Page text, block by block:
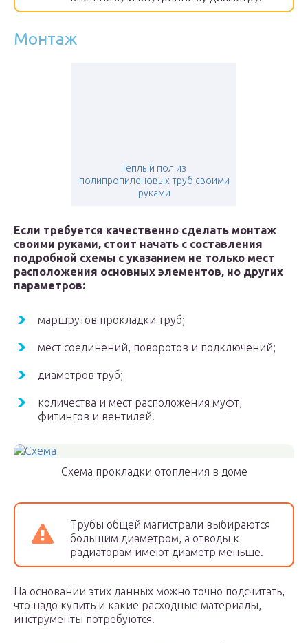
Монтаж
Теплый пол из
полипропиленовых труб своими
руками
Если требуется качественно сделать монтаж
своими руками, стоит начать с составления
подробной схемы с указанием не только мест
расположения основных элементов, но других
параметров:
маршрутов прокладки труб;
мест соединений, поворотов и подключений;
диаметров труб;
количества и мест расположения муфт,
фитингов и вентилей.
Схема прокладки отопления в доме
Трубы общей магистрали выбираются
большим диаметром, а отводы к
радиаторам имеют диаметр меньше.
На основании этих данных можно точно подсчитать,
что надо купить и какие расходные материалы,
инструменты потребуются.